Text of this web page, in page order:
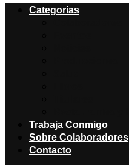
Categorias
Trabaja Conmigo
Sobre Colaboradores
Contacto